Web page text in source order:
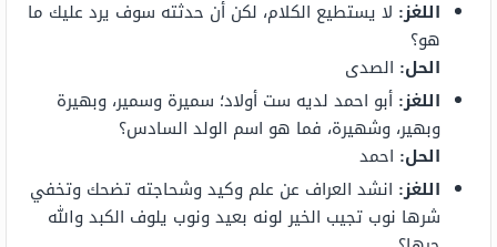
اللغز: لا يستطيع الكلام، لكن أن حدثته سوف يرد عليك ما
هو؟
الحل: الصدى
اللغز: أبو احمد لديه ست أولاد؛ سميرة وسمير، وبهيرة
وبهير، وشهيرة، فما هو اسم الولد السادس؟
الحل: احمد
اللغز: انشد العراف عن علم وكيد وشحاجته تضحك وتخفي
شرها نوب تجيب الخير لونه بعيد ونوب يلوف الكبد والله